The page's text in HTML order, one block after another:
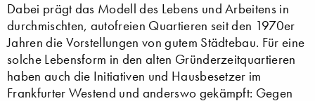
Dabei prägt das Modell des Lebens und Arbeitens in
durchmischten, autofreien Quartieren seit den 1970er
Jahren die Vorstellungen von gutem Städtebau. Für eine
solche Lebensform in den alten Gründerzeitquartieren
haben auch die Initiativen und Hausbesetzer im
Frankfurter Westend und anderswo gekämpft: Gegen